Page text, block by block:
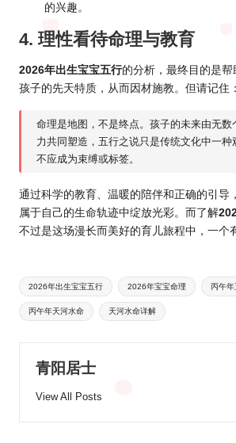
的兴趣。
4. 理性看待命理与教育
2026年出生宝宝五行的分析，最终目的是
孩子的先天特质，从而因材施教。但请记住：
命理是地图，不是终点。孩子的未来由无数
力共同塑造，五行之说只是传统文化中一种
不应成为束缚或标签。
通过科学的教育、温暖的陪伴和正确的引导
属于自己的生命轨迹中绽放光彩。而了解
不过是这场漫长而美好的育儿旅程中，一个
Tags:
2026年出生宝宝五行 2026年宝宝命理 丙午年
丙午年天河水命 天河水命详解
青阳居士
View All Posts